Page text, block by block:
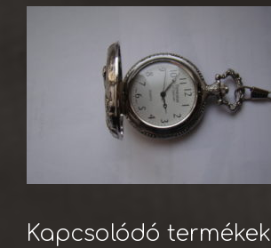
Kapcsolódó termékek